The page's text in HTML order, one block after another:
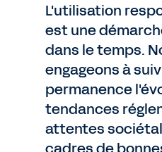
L'utilisation
est une
dans le temps.
engageons à
permanence
tendances
attentes